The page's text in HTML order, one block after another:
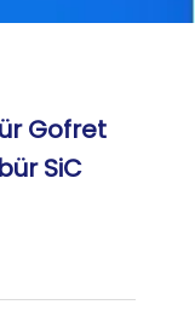
Gofret
SiC